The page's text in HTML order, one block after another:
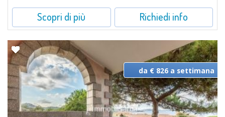
Scopri di più Richiedi info
da € 826 a settimana